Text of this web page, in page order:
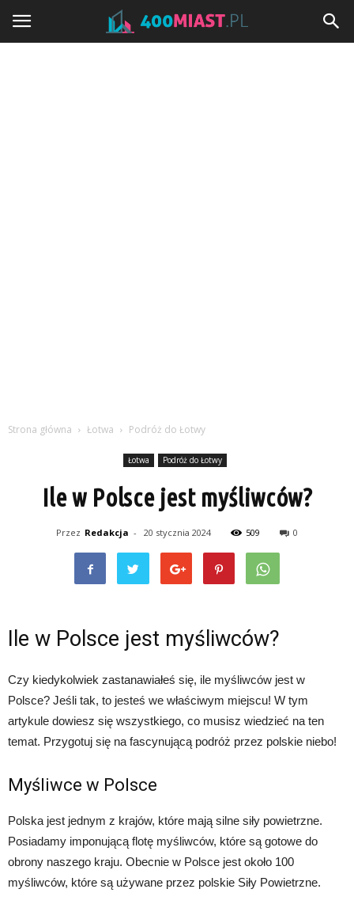
Strona główna Łotwa Podróż do Łotwy
Łotwa Podróż do Łotwy
Ile w Polsce jest myśliwców?
Przez Redakcja - 20 stycznia 2024 509 0
Ile w Polsce jest myśliwców?
Czy kiedykolwiek zastanawiałeś się, ile myśliwców jest w
Polsce? Jeśli tak, to jesteś we właściwym miejscu! W tym
artykule dowiesz się wszystkiego, co musisz wiedzieć na ten
temat. Przygotuj się na fascynującą podróż przez polskie niebo!
Myśliwce w Polsce
Polska jest jednym z krajów, które mają silne siły powietrzne.
Posiadamy imponującą flotę myśliwców, które są gotowe do
obrony naszego kraju. Obecnie w Polsce jest około 100
myśliwców, które są używane przez polskie Siły Powietrzne.